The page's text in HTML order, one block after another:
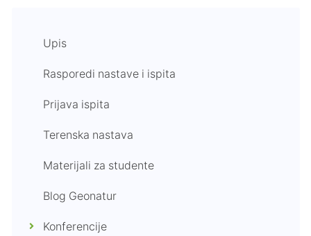
Upis
Rasporedi nastave i ispita
Prijava ispita
Terenska nastava
Materijali za studente
Blog Geonatur
Konferencije